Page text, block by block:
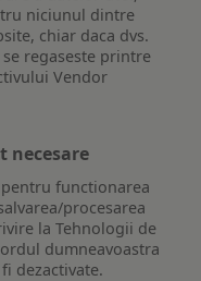
niciunul dintre
chiar daca dvs.
regaseste printre
Vendor
necesare
functionarea
procesarea
la Tehnologii de
dumneavoastra
dezactivate.